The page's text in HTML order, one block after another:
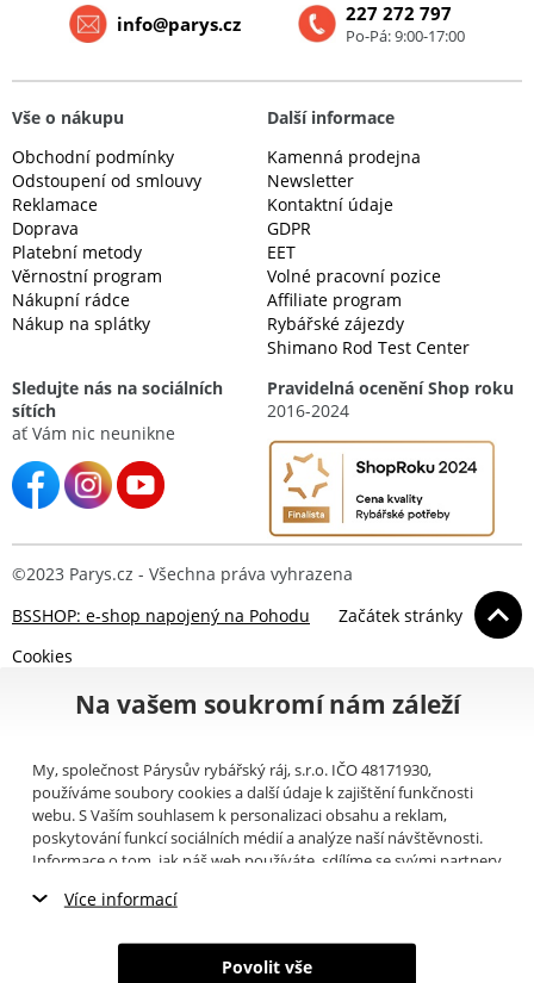
227 272 797
Po-Pá: 9:00-17:00
info@parys.cz
Vše o nákupu
Obchodní podmínky
Odstoupení od smlouvy
Reklamace
Doprava
Platební metody
Věrnostní program
Nákupní rádce
Nákup na splátky
Další informace
Kamenná prodejna
Newsletter
Kontaktní údaje
GDPR
EET
Volné pracovní pozice
Affiliate program
Rybářské zájezdy
Shimano Rod Test Center
Sledujte nás na sociálních
sítích
ať Vám nic neunikne
Pravidelná ocenění Shop roku
2016-2024
©2023 Parys.cz - Všechna práva vyhrazena
BSSHOP: e-shop napojený na Pohodu
Začátek stránky
Cookies
Na vašem soukromí nám záleží
My, společnost Párysův rybářský ráj, s.r.o. IČO 48171930,
používáme soubory cookies a další údaje k zajištění funkčnosti
webu. S Vaším souhlasem k personalizaci obsahu a reklam,
poskytování funkcí sociálních médií a analýze naší návštěvnosti.
Informace o tom, jak náš web používáte, sdílíme se svými partnery
můžete přečíst, jak tyto informace Google používá. Partneři tyto
poskytli nebo které získali v důsledku toho, že používáte jejich
služby. Tyto údaje zahrnují cookies, data z dalších úložišť, IP
Více informací
Nezbytné cookies
Povolit vše